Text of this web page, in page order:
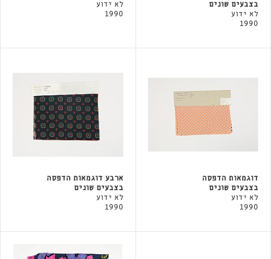
בצבעים שונים
לא ידוע
1990
לא ידוע
1990
דוגמאות הדפסה
בצבעים שונים
לא ידוע
1990
ארבע דוגמאות הדפסה
בצבעים שונים
לא ידוע
1990